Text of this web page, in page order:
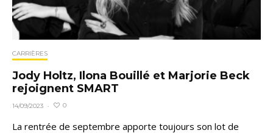
CARRIÈRES
Jody Holtz, Ilona Bouillé et Marjorie Beck
rejoignent SMART
14/09/2023 · 0
La rentrée de septembre apporte toujours son lot de